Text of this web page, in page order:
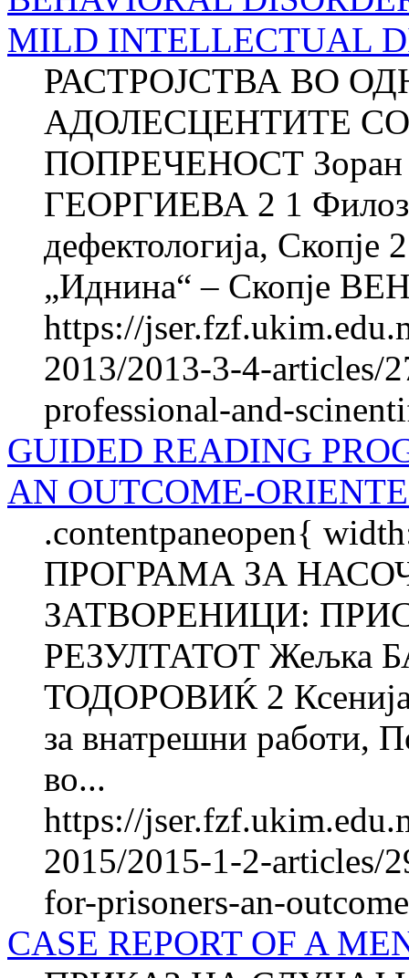
MILD INTELLECTUAL
РАСТРОЈСТВА ВО
АДОЛЕСЦЕНТИТЕ
ПОПРЕЧЕНОСТ
ГЕОРГИЕВА 2 1
дефектологија,
„Иднина“ – Скопје
https://
2013/2013-3-4-articles/
professional-and-
GUIDED READING
AN OUTCOME-
.contentpaneopen{
ПРОГРАМА ЗА
ЗАТВОРЕНИЦИ:
РЕЗУЛТАТОТ Жељка
ТОДОРОВИЌ 2
за внатрешни работи,
во...
https://
2015/2015-1-2-articles/
for-prisoners-an-
CASE REPORT OF A